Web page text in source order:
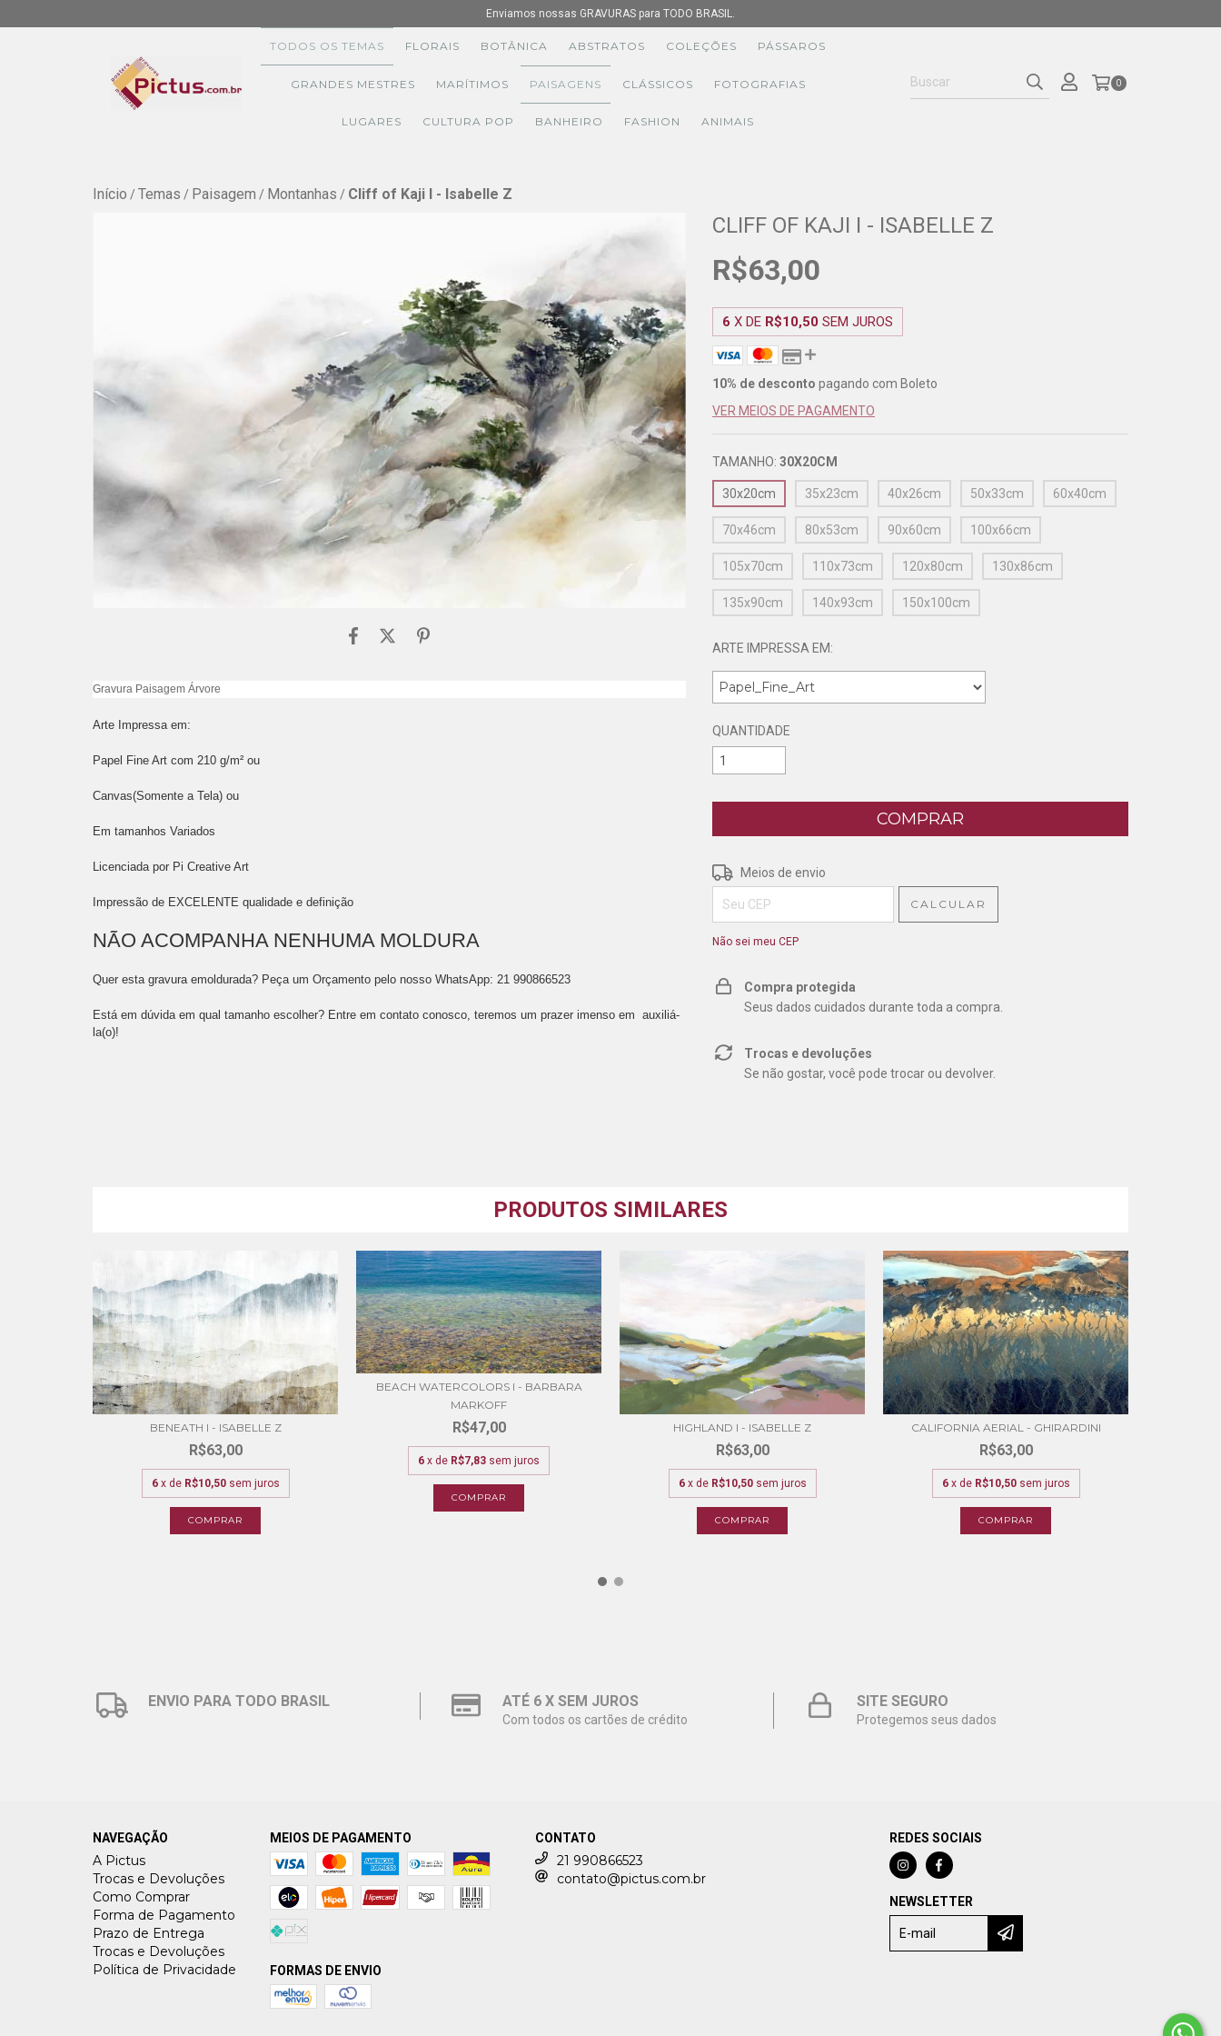
Enviamos nossas GRAVURAS para TODO BRASIL.
TODOS OS TEMAS FLORAIS BOTÂNICA ABSTRATOS COLEÇÕES PÁSSAROS
GRANDES MESTRES MARÍTIMOS PAISAGENS CLÁSSICOS FOTOGRAFIAS
LUGARES CULTURA POP BANHEIRO FASHION ANIMAIS
0
Início / Temas / Paisagem / Montanhas / Cliff of Kaji I - Isabelle Z
Gravura Paisagem Árvore
Arte Impressa em:
Papel Fine Art com 210 g/m² ou
Canvas(Somente a Tela) ou
Em tamanhos Variados
Licenciada por Pi Creative Art
Impressão de EXCELENTE qualidade e definição
NÃO ACOMPANHA NENHUMA MOLDURA
Quer esta gravura emoldurada? Peça um Orçamento pelo nosso WhatsApp: 21 990866523
Está em dúvida em qual tamanho escolher? Entre em contato conosco, teremos um prazer imenso em auxiliá-
la(o)!
CLIFF OF KAJI I - ISABELLE Z
R$63,00
6 X DE R$10,50 SEM JUROS
10% de desconto pagando com Boleto
VER MEIOS DE PAGAMENTO
TAMANHO: 30X20CM
30x20cm 35x23cm 40x26cm 50x33cm 60x40cm
70x46cm 80x53cm 90x60cm 100x66cm
105x70cm 110x73cm 120x80cm 130x86cm
135x90cm 140x93cm 150x100cm
ARTE IMPRESSA EM:
QUANTIDADE
Entregas para o CEP:
Meios de envio
CALCULAR
Não sei meu CEP
Compra protegida
Seus dados cuidados durante toda a compra.
Trocas e devoluções
Se não gostar, você pode trocar ou devolver.
PRODUTOS SIMILARES
BENEATH I - ISABELLE Z
R$63,00
6 x de R$10,50 sem juros
COMPRAR
BEACH WATERCOLORS I - BARBARA
MARKOFF
R$47,00
6 x de R$7,83 sem juros
COMPRAR
HIGHLAND I - ISABELLE Z
R$63,00
6 x de R$10,50 sem juros
COMPRAR
CALIFORNIA AERIAL - GHIRARDINI
R$63,00
6 x de R$10,50 sem juros
COMPRAR
ENVIO PARA TODO BRASIL ATÉ 6 X SEM JUROS
Com todos os cartões de crédito
SITE SEGURO
Protegemos seus dados
NAVEGAÇÃO
A Pictus
Trocas e Devoluções
Como Comprar
Forma de Pagamento
Prazo de Entrega
Trocas e Devoluções
Política de Privacidade
MEIOS DE PAGAMENTO
FORMAS DE ENVIO
CONTATO
21 990866523
contato@pictus.com.br
REDES SOCIAIS
NEWSLETTER